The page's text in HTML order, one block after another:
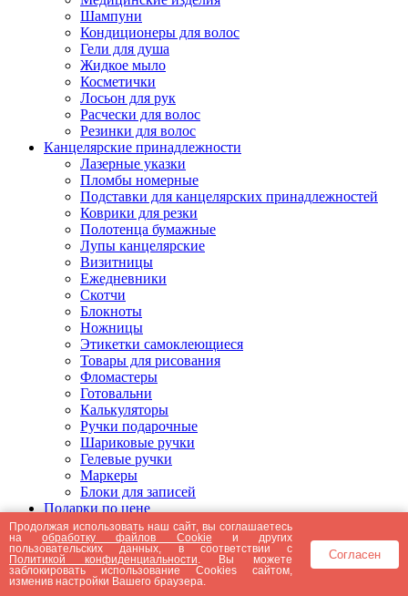
Шампуни
Кондиционеры для волос
Гели для душа
Жидкое мыло
Косметички
Лосьон для рук
Расчески для волос
Резинки для волос
Канцелярские принадлежности
Лазерные указки
Пломбы номерные
Подставки для канцелярских принадлежностей
Коврики для резки
Полотенца бумажные
Лупы канцелярские
Визитницы
Ежедневники
Скотчи
Блокноты
Ножницы
Этикетки самоклеющиеся
Товары для рисования
Фломастеры
Готовальни
Калькуляторы
Ручки подарочные
Шариковые ручки
Гелевые ручки
Маркеры
Блоки для записей
Подарки по цене
Подарки от 5000 рублей
Подарки до 5000 рублей
Подарки до 3000 рублей
Подарки до 2000 рублей
Подарки до 1000 рублей
Продолжая использовать наш сайт, вы соглашаетесь
наобработку файлов Cookie и других
пользовательских данных, в соответствии с
Политикой конфиденциальности . Вы можете
заблокировать использование Cookies сайтом,
изменив настройки Вашего браузера.
Согласен